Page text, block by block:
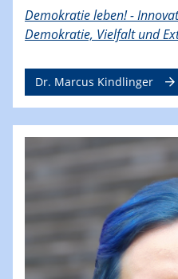
Demokratie leben! -
Demokratie, Vielfalt und
Dr. Marcus Kindlinger